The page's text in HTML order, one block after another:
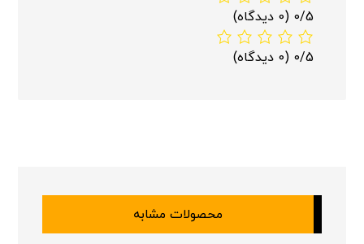
0/5 (0 دیدگاه)
0/5 (0 دیدگاه)
محصولات مشابه